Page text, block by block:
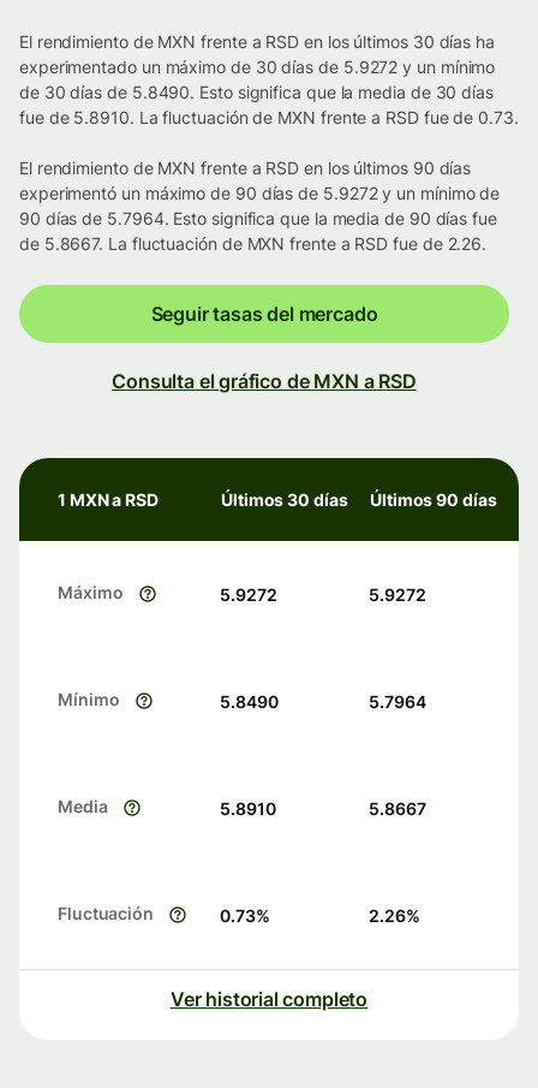
El rendimiento de MXN frente a RSD en los últimos 30 días ha
experimentado un máximo de 30 días de 5.9272 y un mínimo
de 30 días de 5.8490. Esto significa que la media de 30 días
fue de 5.8910. La fluctuación de MXN frente a RSD fue de 0.73.
El rendimiento de MXN frente a RSD en los últimos 90 días
experimentó un máximo de 90 días de 5.9272 y un mínimo de
90 días de 5.7964. Esto significa que la media de 90 días fue
de 5.8667. La fluctuación de MXN frente a RSD fue de 2.26.
Seguir tasas del mercado
Consulta el gráfico de MXN a RSD
1 MXN a RSD Últimos 30 días Últimos 90 días
Máximo 5.9272 5.9272
Mínimo 5.8490 5.7964
Media 5.8910 5.8667
Fluctuación 0.73% 2.26%
Ver historial completo